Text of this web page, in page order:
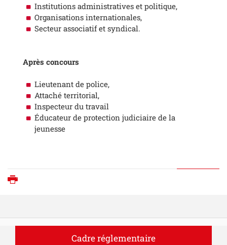
Institutions administratives et politique,
Organisations internationales,
Secteur associatif et syndical.
Après concours
Lieutenant de police,
Attaché territorial,
Inspecteur du travail
Éducateur de protection judiciaire de la
jeunesse
Cadre réglementaire